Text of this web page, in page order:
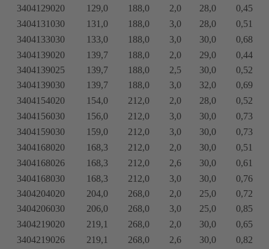
3404129020 129,0 188,0 2,0 28,0
0,45
3404131030
131,0 188,0 3,0 28,0
0,51
3404133030
133,0 188,0 3,0 30,0
0,68
3404139020
139,7 188,0 2,0 29,0
0,44
3404139025
139,7 188,0 2,5 30,0
0,52
3404139030
139,7 188,0 3,0 32,0
0,69
3404154020
154,0 212,0 2,0 28,0
0,52
3404156030
156,0 212,0 3,0 30,0
0,73
3404159030
159,0 212,0 3,0 30,0
0,73
3404168020
168,3 212,0 2,0 30,0
0,51
3404168026
168,3 212,0 2,6 30,0
0,61
3404168030
168,3 212,0 3,0 30,0
0,76
3404204020
204,0 268,0 2,0 25,0
0,72
3404206030
206,0 268,0 3,0 25,0
0,85
3404219020
219,1 268,0 2,0 30,0
0,65
3404219026
219,1 268,0 2,6 30,0
0,82